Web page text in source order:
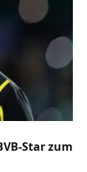
Star zum